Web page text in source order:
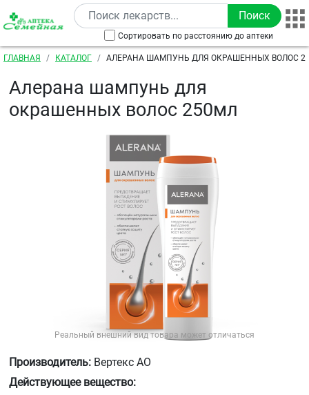
Перейти к основному содержанию
Сортировать по расстоянию до аптеки
Строка навигации
ГЛАВНАЯ КАТАЛОГ АЛЕРАНА ШАМПУНЬ ДЛЯ ОКРАШЕННЫХ ВОЛОС
Алерана шампунь для
окрашенных волос 250мл
Реальный внешний вид товара может отличаться
Производитель: Вертекс АО
Действующее вещество: